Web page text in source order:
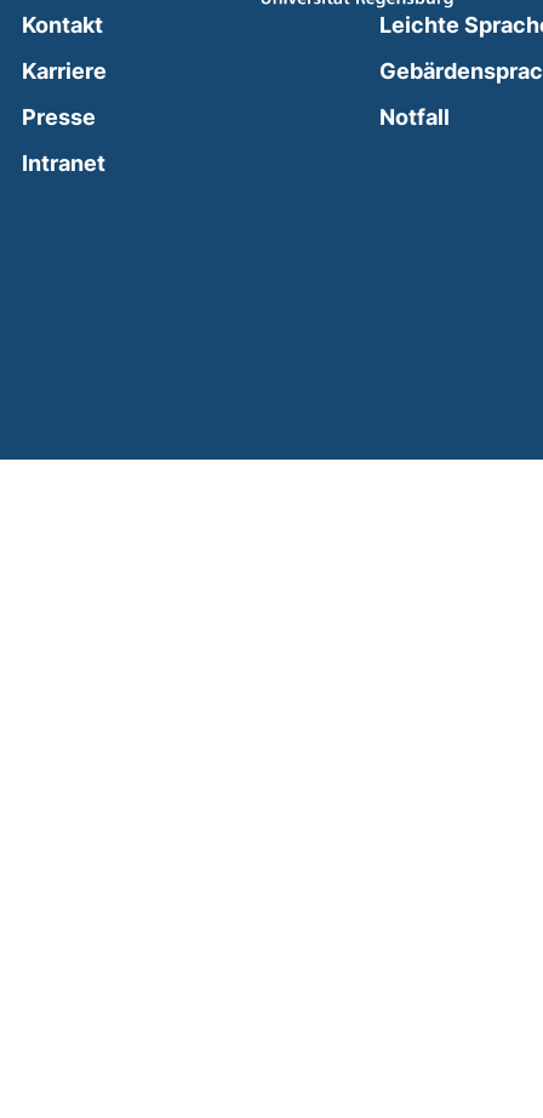
Kontakt
Karriere
Presse
Intranet(external link, opens in a new window)
Leichte
Notfall